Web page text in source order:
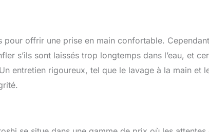
offrir une prise en main confortable.
s’ils sont laissés trop longtemps dans l’eau, et
entretien rigoureux, tel que le lavage à la main et